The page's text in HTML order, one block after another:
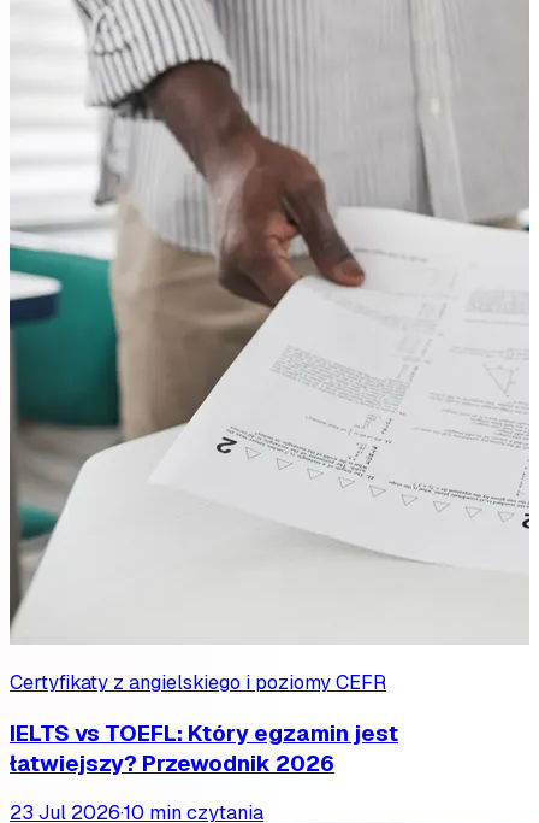
Certyfikaty z angielskiego i poziomy CEFR
IELTS vs TOEFL: Który egzamin jest
łatwiejszy? Przewodnik 2026
23 Jul 2026·10 min czytania